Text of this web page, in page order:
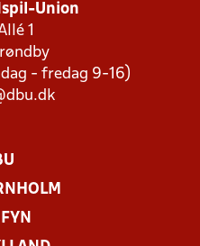
Union
1
- fredag 9-16)